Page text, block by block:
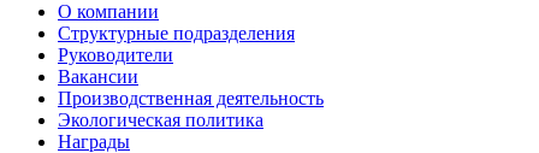
О компании
Структурные подразделения
Руководители
Вакансии
Производственная деятельность
Экологическая политика
Награды